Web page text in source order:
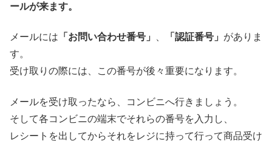
ールが来ます。
メールには 「お問い合わせ番号」 「認証番号」 がありま
す。
受け取りの際には、この番号が後々重要になります。
メールを受け取ったなら、コンビニへ行きましょう。
そして各コンビニの端末でそれらの番号を入力し、
レシートを出してからそれをレジに持って行って商品受け